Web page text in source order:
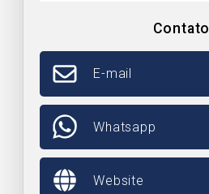
Contato
E-mail
Whatsapp
Website